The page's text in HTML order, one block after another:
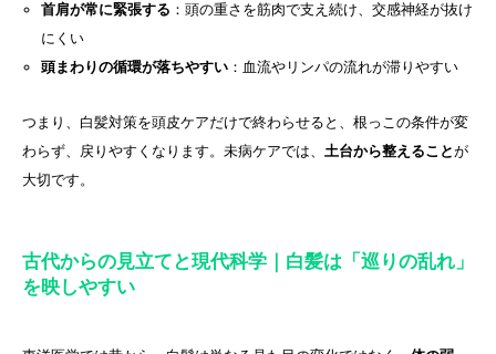
首肩が常に緊張する ：頭の重さを筋肉で支え続け、交感神経が抜け
にくい
頭まわりの循環が落ちやすい：血流やリンパの流れが滞りやすい
つまり、白髪対策を頭皮ケアだけで終わらせると、根っこの条件が変
わらず、戻りやすくなります。未病ケアでは、 土台から整えることが
大切です。
古代からの見立てと現代科学｜白髪は「巡りの乱れ」
を映しやすい